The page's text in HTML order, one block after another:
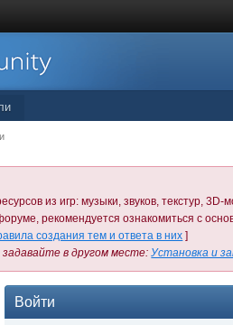
из игр: музыки, звуков, текстур, 3D-
рекомендуется ознакомиться с
создания тем и ответа в них ]
задавайте в другом месте:Установка и
Войти